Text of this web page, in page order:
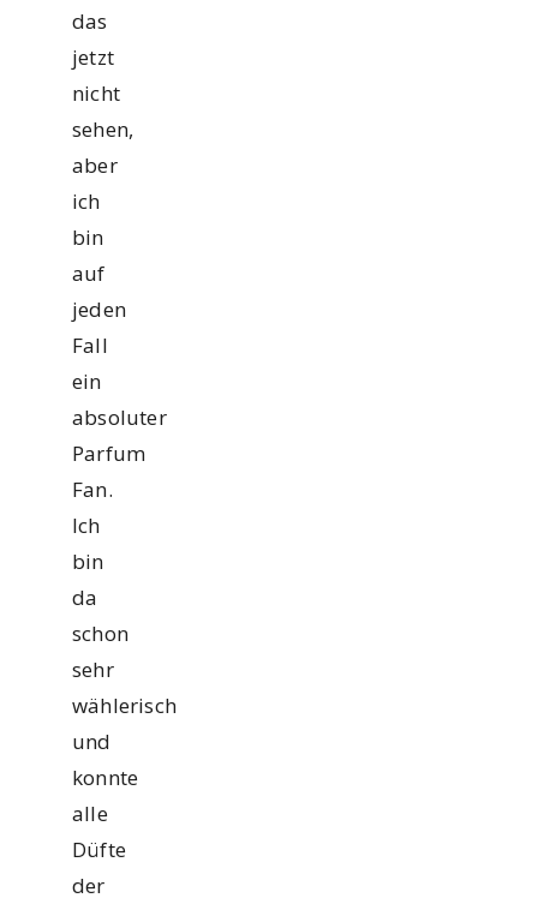
das
jetzt
nicht
sehen,
aber
ich
bin
auf
jeden
Fall
ein
absoluter
Parfum
Fan.
Ich
bin
da
schon
sehr
wählerisch
und
konnte
alle
Düfte
der